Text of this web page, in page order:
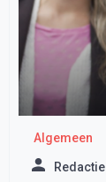
Algemeen
Redactie